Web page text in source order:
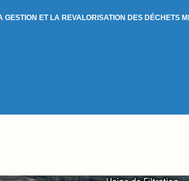
GESTION ET LA REVALORISATION DES DÉCHETS